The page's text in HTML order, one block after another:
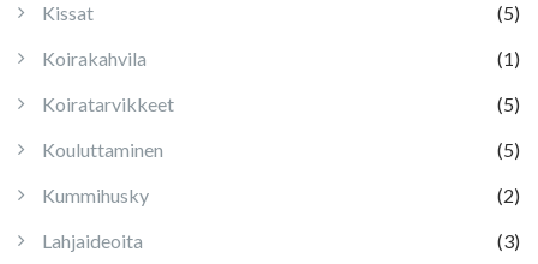
Kissat
(5)
Koirakahvila
(1)
Koiratarvikkeet
(5)
Kouluttaminen
(5)
Kummihusky
(2)
Lahjaideoita
(3)